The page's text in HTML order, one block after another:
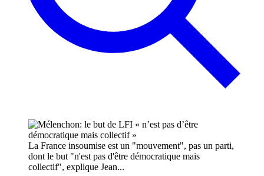
La France insoumise est un "mouvement", pas un parti,
dont le but "n'est pas d'être démocratique mais
collectif", explique Jean...